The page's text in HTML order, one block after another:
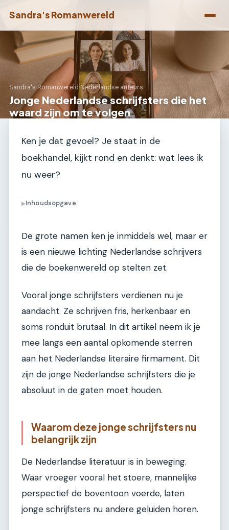
Sandra's Romanwereld
Sandra's Romanwereld›Nederlandse auteurs
Jonge Nederlandse schrijfsters die het
waard zijn om te volgen
Ken je dat gevoel? Je staat in de
boekhandel, kijkt rond en denkt: wat lees ik
nu weer?
▶Inhoudsopgave
De grote namen ken je inmiddels wel, maar er
is een nieuwe lichting Nederlandse schrijvers
die de boekenwereld op stelten zet.
Vooral jonge schrijfsters verdienen nu je
aandacht. Ze schrijven fris, herkenbaar en
soms ronduit brutaal. In dit artikel neem ik je
mee langs een aantal opkomende sterren
aan het Nederlandse literaire firmament. Dit
zijn de jonge Nederlandse schrijfsters die je
absoluut in de gaten moet houden.
Waarom deze jonge schrijfsters nu
belangrijk zijn
De Nederlandse literatuur is in beweging.
Waar vroeger vooral het stoere, mannelijke
perspectief de boventoon voerde, laten
jonge schrijfsters nu andere geluiden horen.